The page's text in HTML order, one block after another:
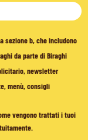
sezione b, che includono
da parte di Biraghi
newsletter
menù, consigli
vengono trattati i tuoi